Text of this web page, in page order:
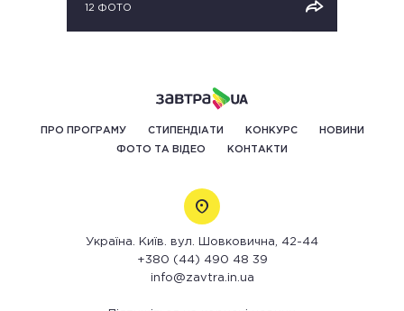
12 ФОТО
ПРО ПРОГРАМУ СТИПЕНДІАТИ КОНКУРС НОВИНИ
ФОТО ТА ВІДЕО КОНТАКТИ
Україна. Київ. вул. Шовковична, 42-44
+380 (44) 490 48 39
info@zavtra.in.ua